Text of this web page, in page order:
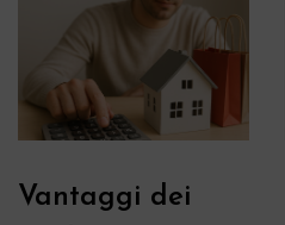
Vantaggi dei